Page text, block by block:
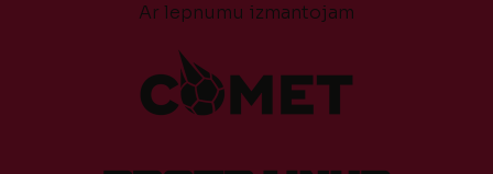
Ar lepnumu izmantojam